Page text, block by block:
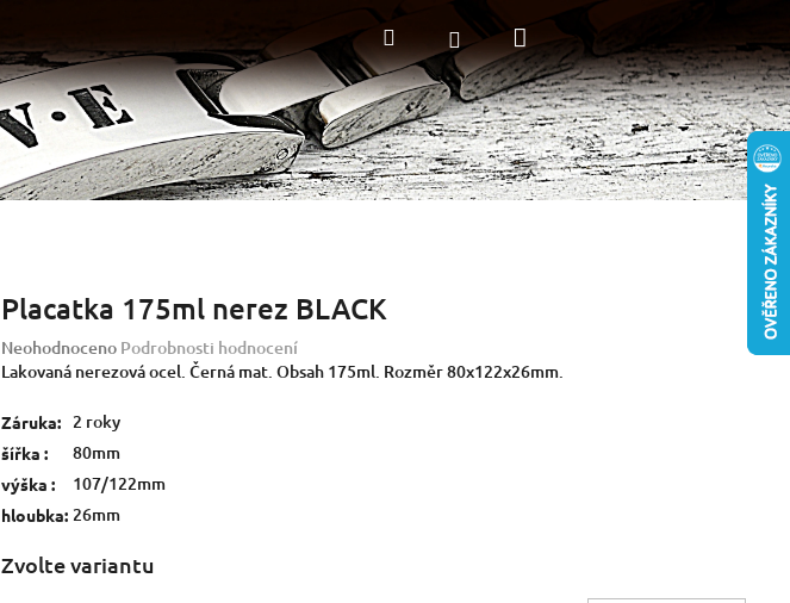
HledatPřihlášeníNákupní
košík
Placatka 175ml nerez BLACK
Průměrné
hodnocení
je
0,0
z
5
hvězdiček.
Neohodnoceno Podrobnosti hodnocení
Lakovaná nerezová ocel. Černá mat. Obsah 175ml. Rozměr 80x122x26mm.
Záruka: 2 roky
šířka : 80mm
výška : 107/122mm
hloubka: 26mm
Zvolte variantu